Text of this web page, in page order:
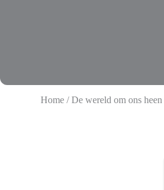
Home /De wereld om ons heen